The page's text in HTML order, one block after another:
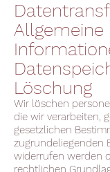
Allgemeine
Löschung
Wir löschen
die wir verarbeiten,
gesetzlichen
zugrundeliegenden
widerrufen werden
rechtlichen